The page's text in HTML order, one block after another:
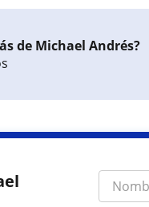
de Michael Andrés?